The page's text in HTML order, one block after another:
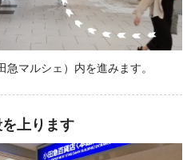
マルシェ）内を進みます。
上ります